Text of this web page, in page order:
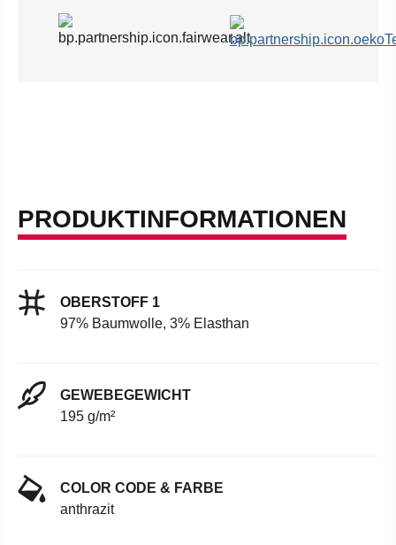
PRODUKTINFORMATIONEN
OBERSTOFF 1
97% Baumwolle, 3% Elasthan
GEWEBEGEWICHT
195 g/m²
COLOR CODE & FARBE
anthrazit